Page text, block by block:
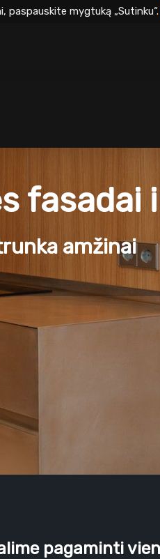
paspauskite mygtuką „Sutinku“.
fasadai
amžinai
pagaminti